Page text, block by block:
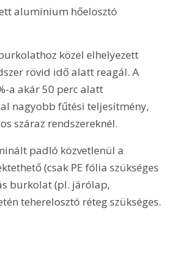
alumínium hőelosztó
közel elhelyezett
rövid idő alatt reagál. A
a akár 50 perc alatt
nagyobb fűtési teljesítmény,
száraz rendszereknél.
padló közvetlenül a
(csak PE fólia szükséges
burkolat (pl. járólap,
teherelosztó réteg szükséges.